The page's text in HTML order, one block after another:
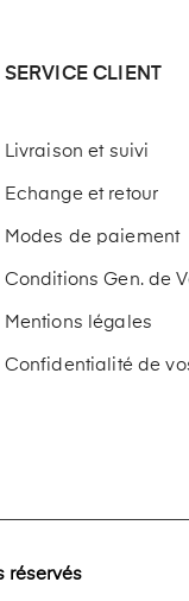
SERVICE CLIENT
Livraison et suivi
Echange et retour
Modes de paiement
Conditions Gen. de
Mentions légales
Confidentialité de
réservés